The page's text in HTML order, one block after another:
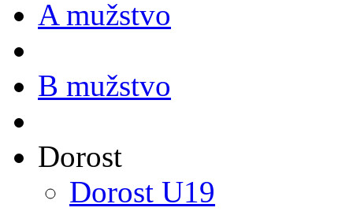
A mužstvo
B mužstvo
Dorost
Dorost U19